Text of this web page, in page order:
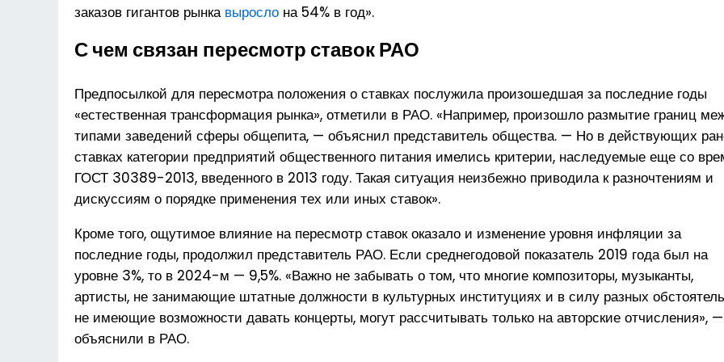
заказов гигантов рынка выросло на 54% в год».
С чем связан пересмотр ставок РАО
Предпосылкой для пересмотра положения о ставках послужила произошедшая за последние годы
«естественная трансформация рынка», отметили в РАО. «Например, произошло размытие границ
типами заведений сферы общепита, — объяснил представитель общества. — Но в действующих
ставках категории предприятий общественного питания имелись критерии, наследуемые еще со
ГОСТ 30389-2013, введенного в 2013 году. Такая ситуация неизбежно приводила к разночтениям и
дискуссиям о порядке применения тех или иных ставок».
Кроме того, ощутимое влияние на пересмотр ставок оказало и изменение уровня инфляции за
последние годы, продолжил представитель РАО. Если среднегодовой показатель 2019 года был на
уровне 3%, то в 2024-м — 9,5%. «Важно не забывать о том, что многие композиторы, музыканты,
артисты, не занимающие штатные должности в культурных институциях и в силу разных
не имеющие возможности давать концерты, могут рассчитывать только на авторские отчисления», —
объяснили в РАО.